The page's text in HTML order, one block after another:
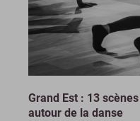
Grand Est : 13
autour de la danse